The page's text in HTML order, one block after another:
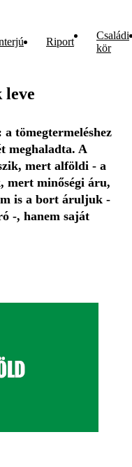
Riport
Családi
kör
leve
tömegtermeléshez
meghaladta. A
mert alföldi - a
mert minőségi áru,
is a bort áruljuk -
-, hanem saját